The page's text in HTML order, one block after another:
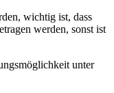
wichtig ist, dass
werden, sonst ist
unter